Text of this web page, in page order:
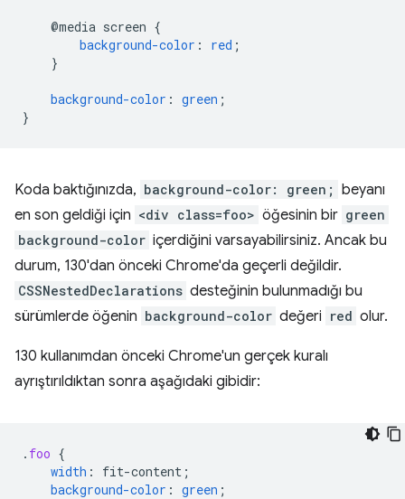
@media screen {
background-color : red ;
}
background-color : green ;
}
Koda baktığınızda, background-color: green; beyanı
en son geldiği için <div class=foo> öğesinin bir green
background-color içerdiğini varsayabilirsiniz. Ancak bu
durum, 130'dan önceki Chrome'da geçerli değildir.
CSSNestedDeclarations desteğinin bulunmadığı bu
sürümlerde öğenin background-color değeri red olur.
130 kullanımdan önceki Chrome'un gerçek kuralı
ayrıştırıldıktan sonra aşağıdaki gibidir:
. foo {
width : fit-content ;
background-color : green ;